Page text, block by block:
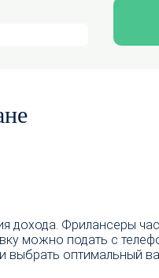
Фрилансеры
можно подать с
оптимальный